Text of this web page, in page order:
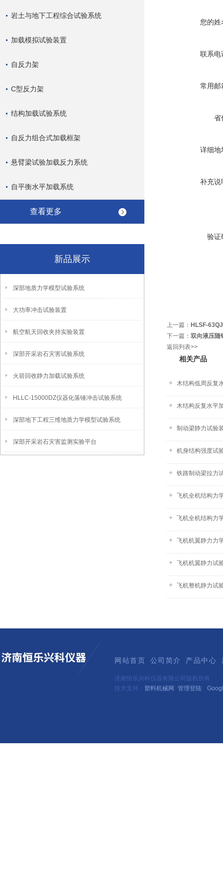
岩土与地下工程综合试验系统
加载模拟试验装置
自反力架
C型反力架
结构加载试验系统
自反力组合式加载框架
悬臂梁试验加载反力系统
自平衡水平加载系统
查看更多
新品展示
深部地质力学模型试验系统
大功率冲击试验装置
航空航天回收夹持实验装置
深部开采岩石灾害试验系统
火箭回收静力加载试验系统
HLLC-15000DZ仪器化落锤冲击试验系统
深部地下工程三维地质力学模型试验系统
深部开采岩石灾害监测实验平台
您的姓
联系电
常用邮
省
详细地
补充说
验证
上一篇： HLSF-
下一篇： 双向液压随
返回列表>>
相关产品
木结构低周反复
木结构反复水平
制动梁静力试验
机身结构强度试
铁路制动梁拉力
飞机全机结构力
飞机全机结构力
飞机机翼静力力
飞机机翼静力试
飞机整机静力试
网站首页 公司简介 产品中心
济南恒乐兴科仪器有限公司版权所有
技术支持： 塑料机械网 管理登陆